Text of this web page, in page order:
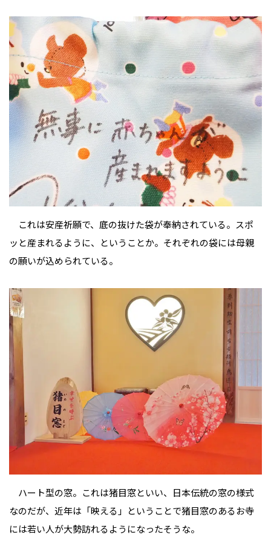
これは安産祈願で、底の抜けた袋が奉納されている。スポ
ッと産まれるように、ということか。それぞれの袋には母親
の願いが込められている。
ハート型の窓。これは猪目窓といい、日本伝統の窓の様式
なのだが、近年は「映える」ということで猪目窓のあるお寺
には若い人が大勢訪れるようになったそうな。